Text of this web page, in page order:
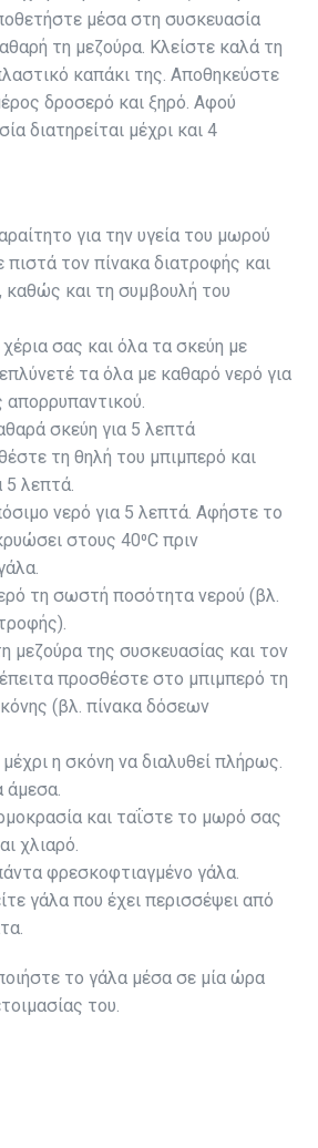
μέσα στη συσκευασία
τη μεζούρα. Κλείστε καλά τη
καπάκι της. Αποθηκεύστε
δροσερό και ξηρό. Αφού
διατηρείται μέχρι και 4
για την υγεία του μωρού
πιστά τον πίνακα διατροφής και
καθώς και τη συμβουλή του
σας και όλα τα σκεύη με
τα όλα με καθαρό νερό για
απορρυπαντικού.
σκεύη για 5 λεπτά
τη θηλή του μπιμπερό και
5 λεπτά.
νερό για 5 λεπτά. Αφήστε το
στους 40⁰C πριν
τη σωστή ποσότητα νερού (βλ.
μεζούρα της συσκευασίας και τον
προσθέστε στο μπιμπερό τη
(βλ. πίνακα δόσεων
η σκόνη να διαλυθεί πλήρως.
άμεσα.
και ταΐστε το μωρό σας
χλιαρό.
φρεσκοφτιαγμένο γάλα.
γάλα που έχει περισσέψει από
το γάλα μέσα σε μία ώρα
του.